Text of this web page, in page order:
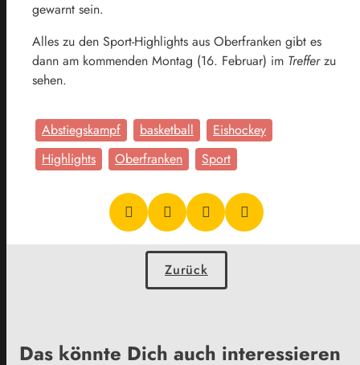
gewarnt sein.
Alles zu den Sport-Highlights aus Oberfranken gibt es
dann am kommenden Montag (16. Februar) im Trefferzu
sehen.
Abstiegskampf basketball
Eishockey
Highlights
Oberfranken Sport
Zurück
Das könnte Dich auch interessieren